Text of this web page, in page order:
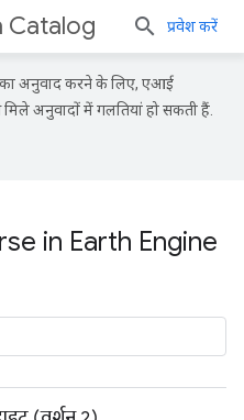
Catalog प्रवेश करें
का अनुवाद करने के लिए, एआई
अनुवादों में गलतियां हो सकती हैं.
in Earth Engine